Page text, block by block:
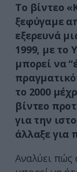
Το βίντεο
ξεφύγαμε
εξερευνά
1999, με το
μπορεί να
το 2000
βίντεο
για την
άλλαξε για
Αναλύει πώς